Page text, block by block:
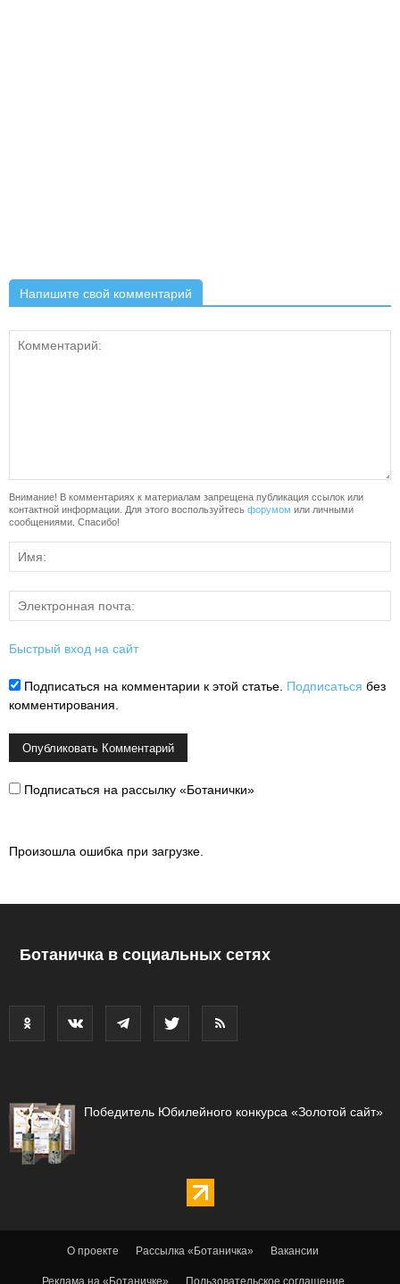
Напишите свой комментарий
Внимание! В комментариях к материалам запрещена публикация ссылок или
контактной информации. Для этого воспользуйтесь форумом или личными
сообщениями. Спасибо!
Быстрый вход на сайт
Подписаться на комментарии к этой статье. Подписаться без
комментирования.
Подписаться на рассылку «Ботанички»
Произошла ошибка при загрузке.
Ботаничка в социальных сетях
Победитель Юбилейного конкурса «Золотой сайт»
О проекте Рассылка «Ботаничка» Вакансии